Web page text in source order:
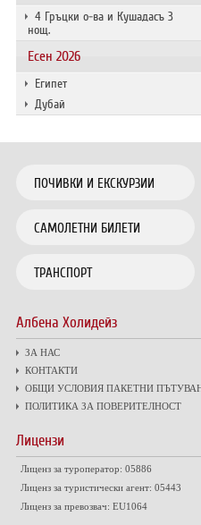
4 Гръцки о-ва и Кушадасъ 3
нощ.
Есен 2026
Египет
Дубай
ПОЧИВКИ И ЕКСКУРЗИИ
САМОЛЕТНИ БИЛЕТИ
ТРАНСПОРТ
Албена Холидейз
ЗА НАС
КОНТАКТИ
ОБЩИ УСЛОВИЯ ПАКЕТНИ
ПОЛИТИКА ЗА ПОВЕРИТЕЛНОСТ
Лицензи
Лиценз за туроператор: 05886
Лиценз за туристически агент: 05443
Лиценз за превозвач: EU1064